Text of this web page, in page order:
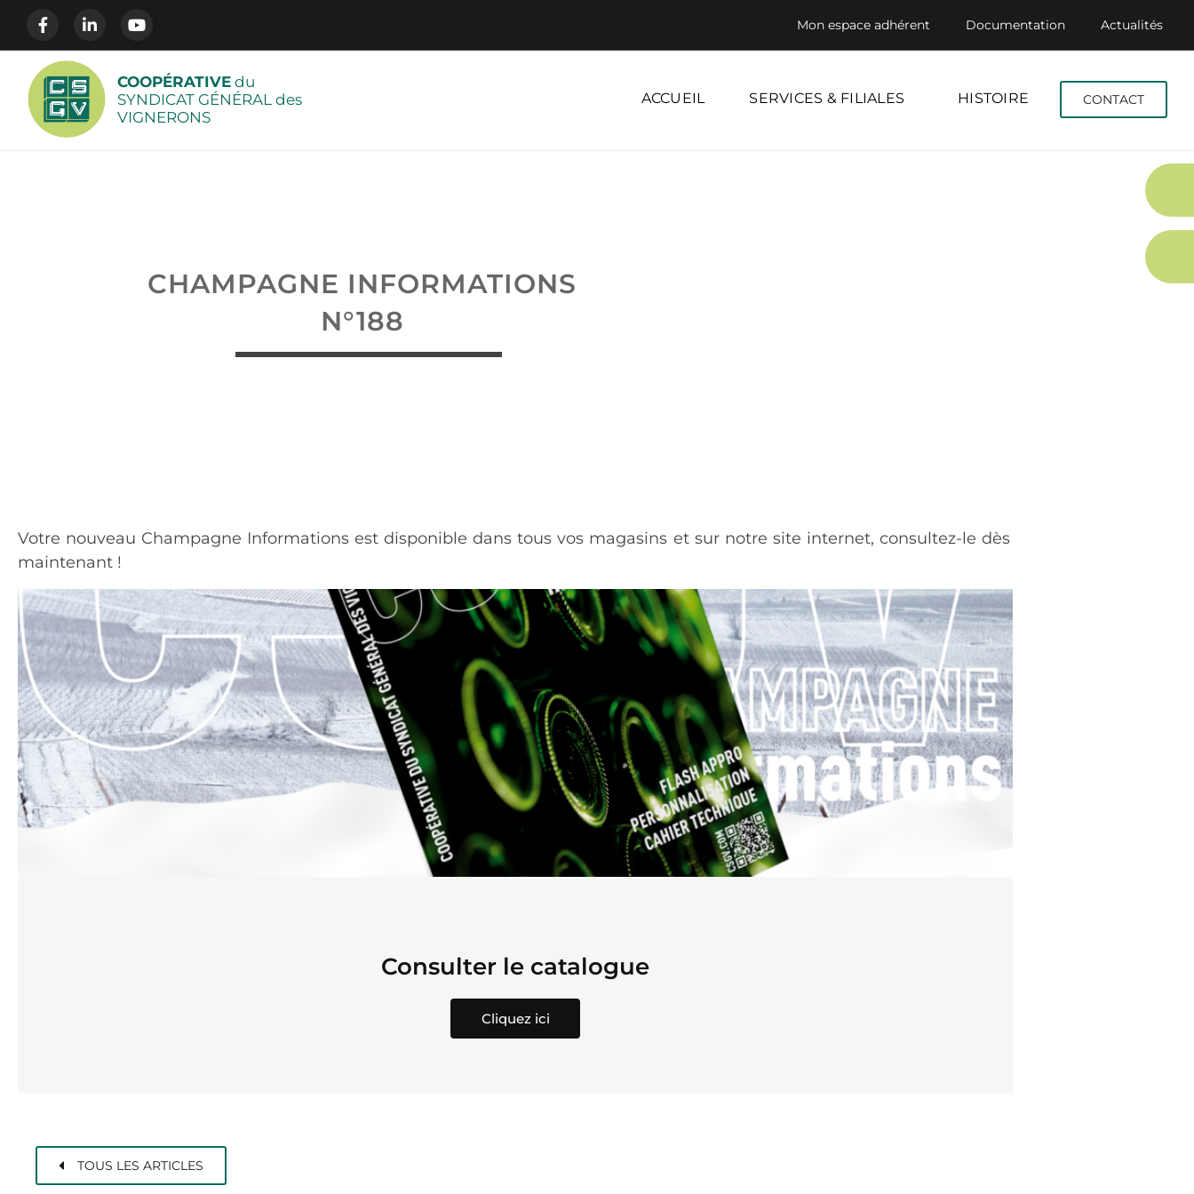
Mon espace adhérent Documentation Actualités
COOPÉRATIVE du
SYNDICAT GÉNÉRAL des
VIGNERONS
ACCUEIL SERVICES & FILIALES HISTOIRE CONTACT
CHAMPAGNE INFORMATIONS
N°188
Votre nouveau Champagne Informations est disponible dans tous vos magasins et sur notre site internet, consultez-le dès
maintenant !
Consulter le catalogue
Cliquez ici
TOUS LES ARTICLES